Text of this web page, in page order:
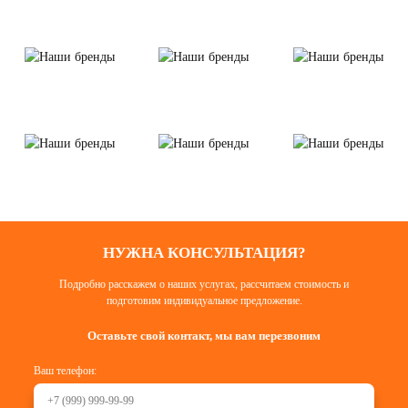
НУЖНА КОНСУЛЬТАЦИЯ?
Подробно расскажем о наших услугах, рассчитаем стоимость и
подготовим индивидуальное предложение.
Оставьте свой контакт, мы вам перезвоним
Ваш телефон: